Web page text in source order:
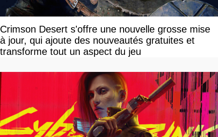
Crimson Desert s'offre une nouvelle grosse mise
à jour, qui ajoute des nouveautés gratuites et
transforme tout un aspect du jeu